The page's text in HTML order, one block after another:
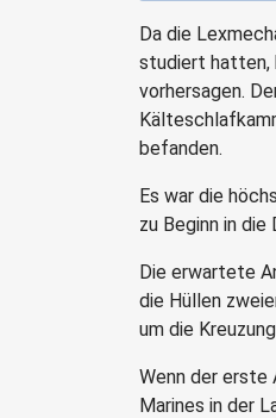
Da die
studiert hatten,
vorhersagen.
befanden.
Es war die
zu Beginn in
Die erwartete
die Hüllen
um die
Wenn der erste
Marines in der